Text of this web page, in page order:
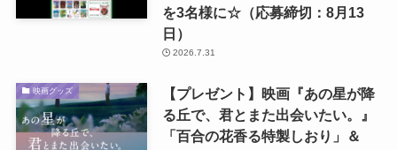
を3名様に☆（応募締切：8月13
日）
2026.7.31
映画グッズ
【プレゼント】映画『あの星が降
る丘で、君とまた出会いたい。』
「百合の花香る特製しおり」＆